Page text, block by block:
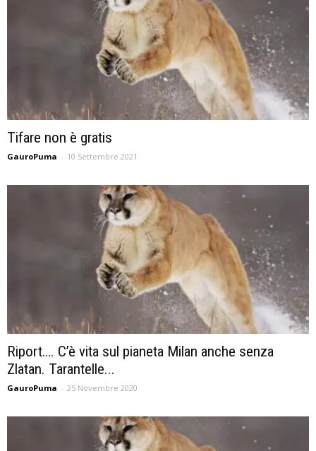
Tifare non è gratis
GauroPuma - 10 Settembre 2021
Riport…. C’è vita sul pianeta Milan anche senza
Zlatan. Tarantelle...
GauroPuma - 25 Novembre 2020